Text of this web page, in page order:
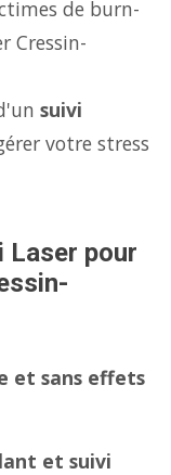
de burn-
Cressin-
suivi
votre stress
Laser pour
et sans effets
et suivi